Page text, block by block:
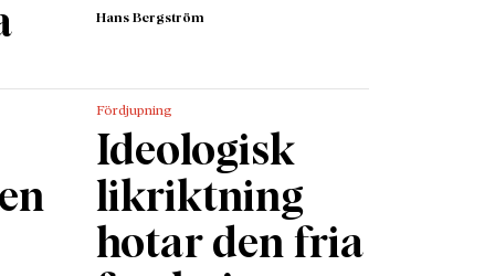
hot
Hans Bergström
Fördjupning
Ideologisk
likriktning
hotar den fria